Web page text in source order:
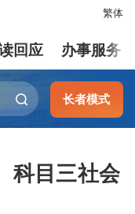
繁体
回应 办事服务
长者模式
科目三社会